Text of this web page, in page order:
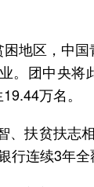
困地区，中
。团中央
万名。
、扶贫扶志
行连续3年